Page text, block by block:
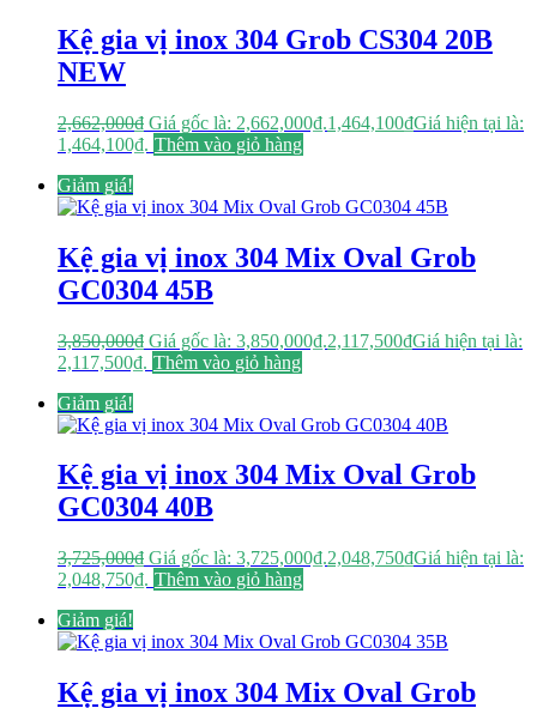
Kệ gia vị inox 304 Grob CS304 20B
NEW
2,662,000₫ Giá gốc là: 2,662,000₫.1,464,100₫Giá hiện tại là:
1,464,100₫. Thêm vào giỏ hàng
Giảm giá!
Kệ gia vị inox 304 Mix Oval Grob
GC0304 45B
3,850,000₫ Giá gốc là: 3,850,000₫.2,117,500₫Giá hiện tại là:
2,117,500₫. Thêm vào giỏ hàng
Giảm giá!
Kệ gia vị inox 304 Mix Oval Grob
GC0304 40B
3,725,000₫ Giá gốc là: 3,725,000₫.2,048,750₫Giá hiện tại là:
2,048,750₫. Thêm vào giỏ hàng
Giảm giá!
Kệ gia vị inox 304 Mix Oval Grob